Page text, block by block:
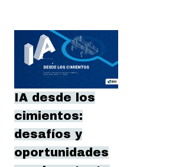
IA desde los
cimientos:
desafíos y
oportunidades